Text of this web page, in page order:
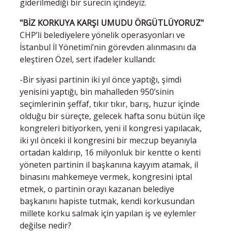
giderilmediği bir sürecin içindeyiz.
"BİZ KORKUYA KARŞI UMUDU ÖRGÜTLÜYORUZ"
CHP’li belediyelere yönelik operasyonları ve
İstanbul İl Yönetimi’nin görevden alınmasını da
eleştiren Özel, sert ifadeler kullandı:
-Bir siyasi partinin iki yıl önce yaptığı, şimdi
yenisini yaptığı, bin mahalleden 950’sinin
seçimlerinin şeffaf, tıkır tıkır, barış, huzur içinde
olduğu bir süreçte, gelecek hafta sonu bütün ilçe
kongreleri bitiyorken, yeni il kongresi yapılacak,
iki yıl önceki il kongresini bir meczup beyanıyla
ortadan kaldırıp, 16 milyonluk bir kentte o kenti
yöneten partinin il başkanına kayyım atamak, il
binasını mahkemeye vermek, kongresini iptal
etmek, o partinin orayı kazanan belediye
başkanını hapiste tutmak, kendi korkusundan
millete korku salmak için yapılan iş ve eylemler
değilse nedir?